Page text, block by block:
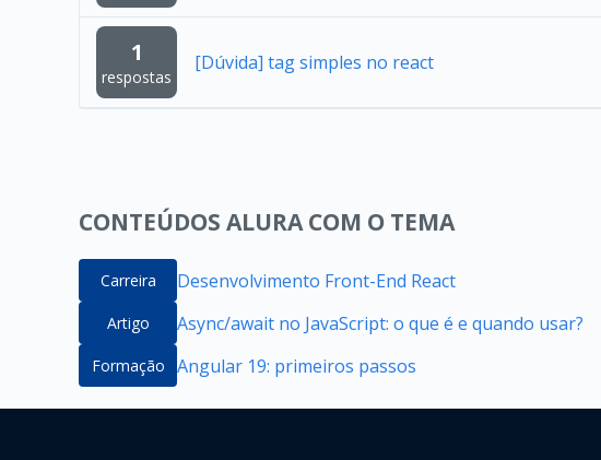
1
respostas
[Dúvida] tag simples no react
CONTEÚDOS ALURA COM O TEMA
Carreira Desenvolvimento Front-End React
Artigo Async/await no JavaScript: o que é e quando usar?
Formação Angular 19: primeiros passos